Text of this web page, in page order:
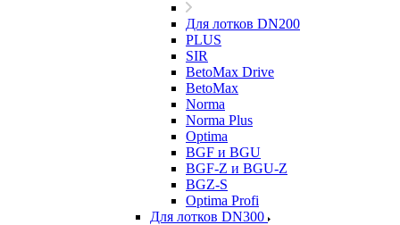
Для лотков DN200
PLUS
SIR
BetoMax Drive
BetoMax
Norma
Norma Plus
Optima
BGF и BGU
BGF-Z и BGU-Z
BGZ-S
Optima Profi
Для лотков DN300